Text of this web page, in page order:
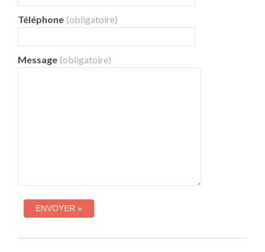
Téléphone (obligatoire)
Message (obligatoire)